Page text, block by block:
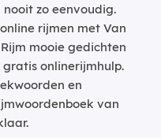
zo eenvoudig.
rijmen met Van
mooie gedichten
onlinerijmhulp.
en
van